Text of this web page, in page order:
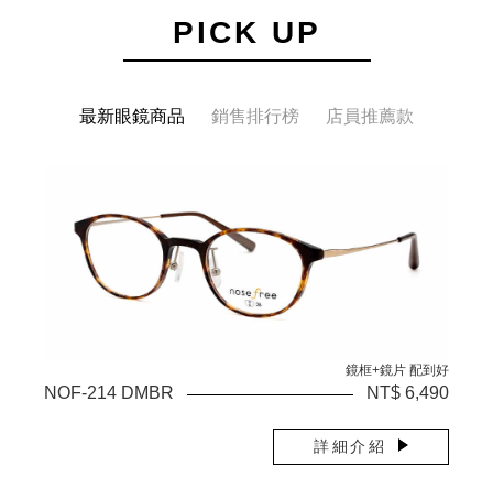
PICK UP
最新眼鏡商品 銷售排行榜 店員推薦款
鏡框+鏡片 配到好
NOF-214 DMBR NT$ 6,490
詳細介紹